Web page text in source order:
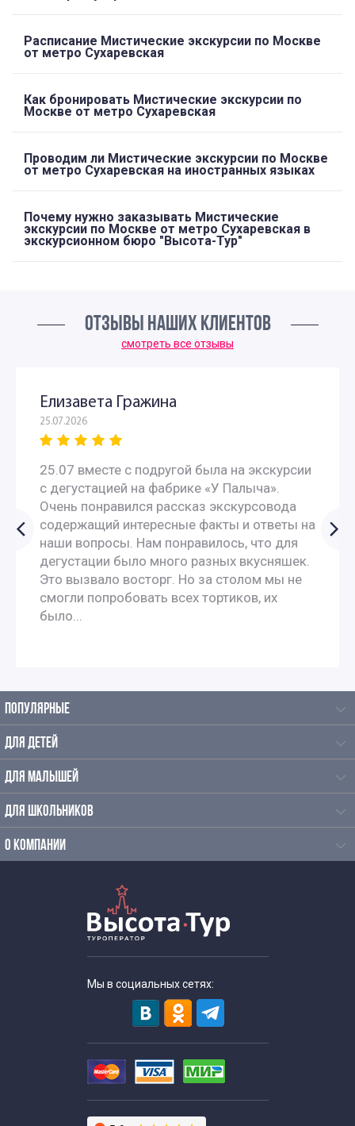
Расписание Мистические экскурсии по Москве
от метро Сухаревская
Как бронировать Мистические экскурсии по
Москве от метро Сухаревская
Проводим ли Мистические экскурсии по Москве
от метро Сухаревская на иностранных языках
Почему нужно заказывать Мистические
экскурсии по Москве от метро Сухаревская в
экскурсионном бюро "Высота-Тур"
ОТЗЫВЫ НАШИХ КЛИЕНТОВ
смотреть все отзывы
Елизавета Гражина
25.07.2026
25.07 вместе с подругой была на экскурсии
с дегустацией на фабрике «У Палыча».
Очень понравился рассказ экскурсовода
содержащий интересные факты и ответы на
наши вопросы. Нам понравилось, что для
дегустации было много разных вкусняшек.
Это вызвало восторг. Но за столом мы не
смогли попробовать всех тортиков, их
было...
ПОПУЛЯРНЫЕ
ДЛЯ ДЕТЕЙ
ДЛЯ МАЛЫШЕЙ
ДЛЯ ШКОЛЬНИКОВ
О КОМПАНИИ
Мы в социальных сетях: